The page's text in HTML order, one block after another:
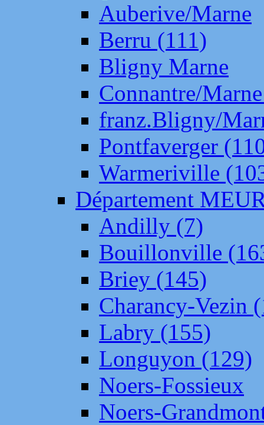
Auberive/Marne
Berru (111)
Bligny Marne
Connantre/
franz.Bligny/
Pontfaverger
Warmeriville
Département
Andilly (7)
Bouillonville
Briey (145)
Charancy-Vezin
Labry (155)
Longuyon (129)
Noers-Fossieux
Noers-